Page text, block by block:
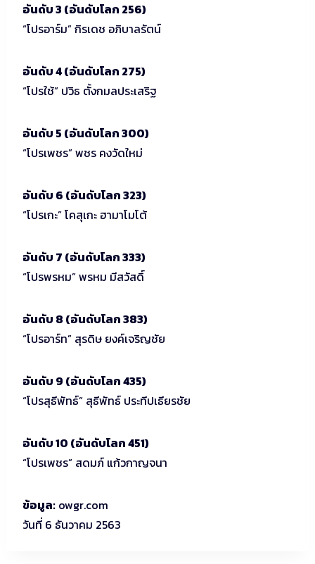
อันดับ 3 (อันดับโลก 256)
“โปรอาร์ม” กิรเดช อภิบาลรัตน์
อันดับ 4 (อันดับโลก 275)
“โปรใช้” ปวิธ ตั้งกมลประเสริฐ
อันดับ 5 (อันดับโลก 300)
“โปรเพชร” พชร คงวัดใหม่
อันดับ 6 (อันดับโลก 323)
“โปรเกะ” โคสุเกะ ฮามาโมโต้
อันดับ 7 (อันดับโลก 333)
“โปรพรหม” พรหม มีสวัสดิ์
อันดับ 8 (อันดับโลก 383)
“โปรอาร์ท” สุรดิษ ยงค์เจริญชัย
อันดับ 9 (อันดับโลก 435)
“โปรสุธีพัทธ์” สุธีพัทธ์ ประทีปเธียรชัย
อันดับ 10 (อันดับโลก 451)
“โปรเพชร” สดมภ์ แก้วกาญจนา
ข้อมูล: owgr.com
วันที่ 6 ธันวาคม 2563